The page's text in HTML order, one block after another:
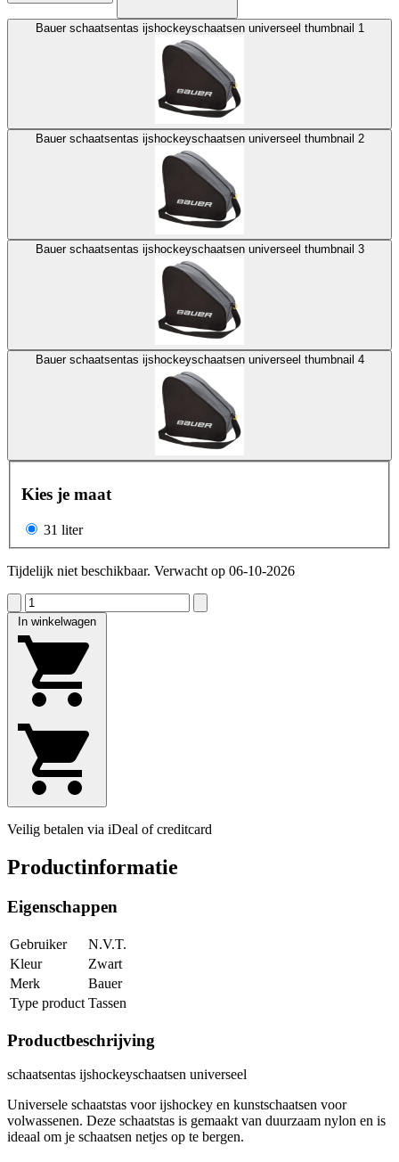
Bauer schaatsentas ijshockeyschaatsen universeel thumbnail 1
Bauer schaatsentas ijshockeyschaatsen universeel thumbnail 2
Bauer schaatsentas ijshockeyschaatsen universeel thumbnail 3
Bauer schaatsentas ijshockeyschaatsen universeel thumbnail 4
Kies je maat
31 liter
Tijdelijk niet beschikbaar. Verwacht op 06-10-2026
In winkelwagen
Veilig betalen via iDeal of creditcard
Productinformatie
Eigenschappen
Gebruiker
N.V.T.
Kleur
Zwart
Merk
Bauer
Type product Tassen
Productbeschrijving
schaatsentas ijshockeyschaatsen universeel
Universele schaatstas voor ijshockey en kunstschaatsen voor
volwassenen. Deze schaatstas is gemaakt van duurzaam nylon en is
ideaal om je schaatsen netjes op te bergen.